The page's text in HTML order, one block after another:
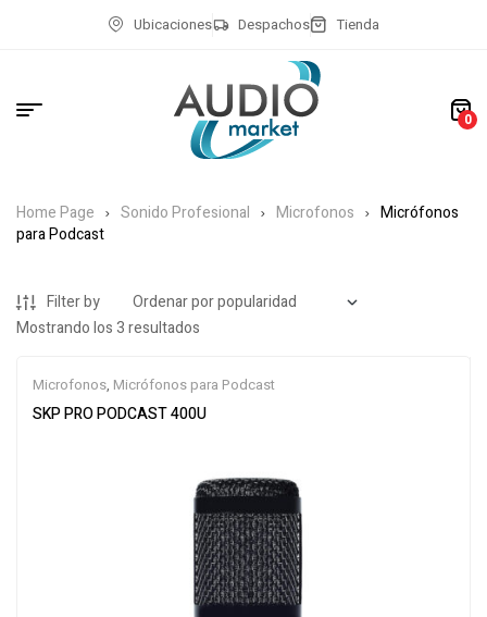
Ubicaciones Despachos Tienda
0
Home Page Sonido Profesional Microfonos
Micrófonos
para Podcast
Filter by
Mostrando los 3 resultados
Microfonos, Micrófonos para Podcast
SKP PRO PODCAST 400U